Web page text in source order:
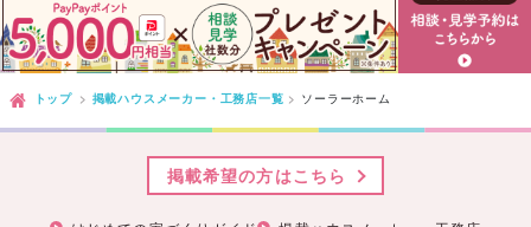
トップ 掲載ハウスメーカー・工務店一覧 ソーラーホーム
掲載希望の方はこちら